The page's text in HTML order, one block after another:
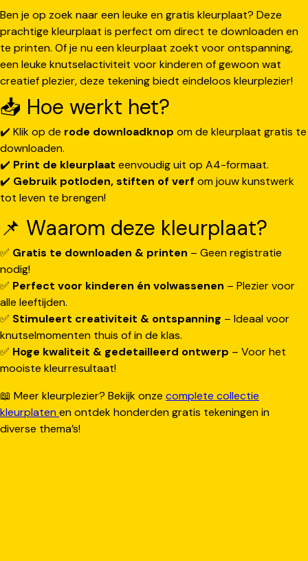
Ben je op zoek naar een leuke en gratis kleurplaat? Deze
prachtige kleurplaat is perfect om direct te downloaden en
te printen. Of je nu een kleurplaat zoekt voor ontspanning,
een leuke knutselactiviteit voor kinderen of gewoon wat
creatief plezier, deze tekening biedt eindeloos kleurplezier!
📥 Hoe werkt het?
✔️ Klik op de rode downloadknop om de kleurplaat gratis te
downloaden.
✔️ Print de kleurplaat eenvoudig uit op A4-formaat.
✔️ Gebruik potloden, stiften of verf om jouw kunstwerk
tot leven te brengen!
📌 Waarom deze kleurplaat?
✅ Gratis te downloaden & printen – Geen registratie
nodig!
✅ Perfect voor kinderen én volwassenen – Plezier voor
alle leeftijden.
✅ Stimuleert creativiteit & ontspanning – Ideaal voor
knutselmomenten thuis of in de klas.
✅ Hoge kwaliteit & gedetailleerd ontwerp – Voor het
mooiste kleurresultaat!
📖 Meer kleurplezier? Bekijk onze complete collectie
kleurplatenen ontdek honderden gratis tekeningen in
diverse thema’s!